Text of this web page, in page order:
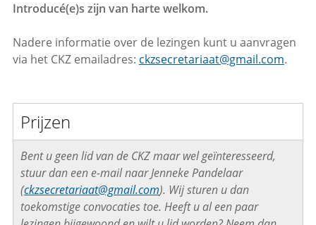
Introducé(e)s zijn van harte welkom.
Nadere informatie over de lezingen kunt u aanvragen
via het CKZ emailadres: ckzsecretariaat@gmail.com.
Prijzen
Bent u geen lid van de CKZ maar wel geïnteresseerd,
stuur dan een e-mail naar Jenneke Pandelaar
(ckzsecretariaat@gmail.com). Wij sturen u dan
toekomstige convocaties toe. Heeft u al een paar